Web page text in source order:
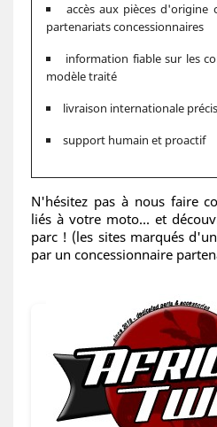
accès aux pièces d'origine
partenariats concessionnaires
information fiable sur les
modèle traité
livraison internationale
support humain et proactif
N'hésitez pas à nous faire
liés à votre moto... et
parc ! (les sites marqués
par un concessionnaire